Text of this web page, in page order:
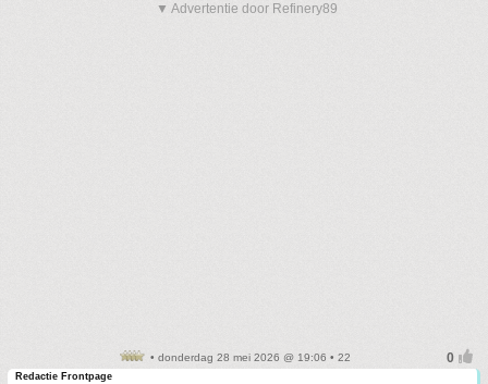
▼ Advertentie door Refinery89
• donderdag 28 mei 2026 @ 19:06 • 22
Redactie Frontpage